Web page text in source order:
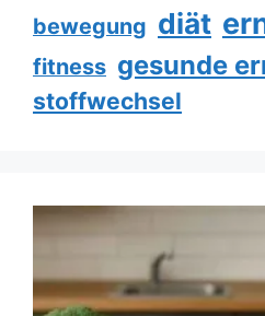
bewegung diät
fitness gesunde
stoffwechsel